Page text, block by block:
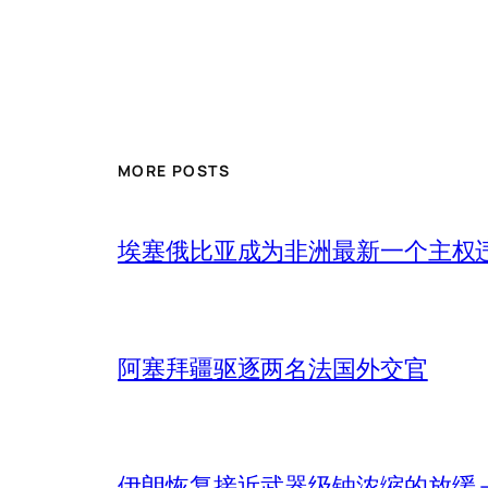
MORE POSTS
埃塞俄比亚成为非洲最新一个主权
阿塞拜疆驱逐两名法国外交官